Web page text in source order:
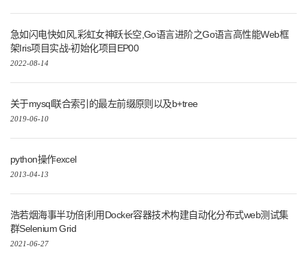
急如闪电快如风,彩虹女神跃长空,Go语言进阶之Go语言高性能Web框
架Iris项目实战-初始化项目EP00
2022-08-14
关于mysql联合索引的最左前缀原则以及b+tree
2019-06-10
python操作excel
2013-04-13
浩若烟海事半功倍|利用Docker容器技术构建自动化分布式web测试集
群Selenium Grid
2021-06-27